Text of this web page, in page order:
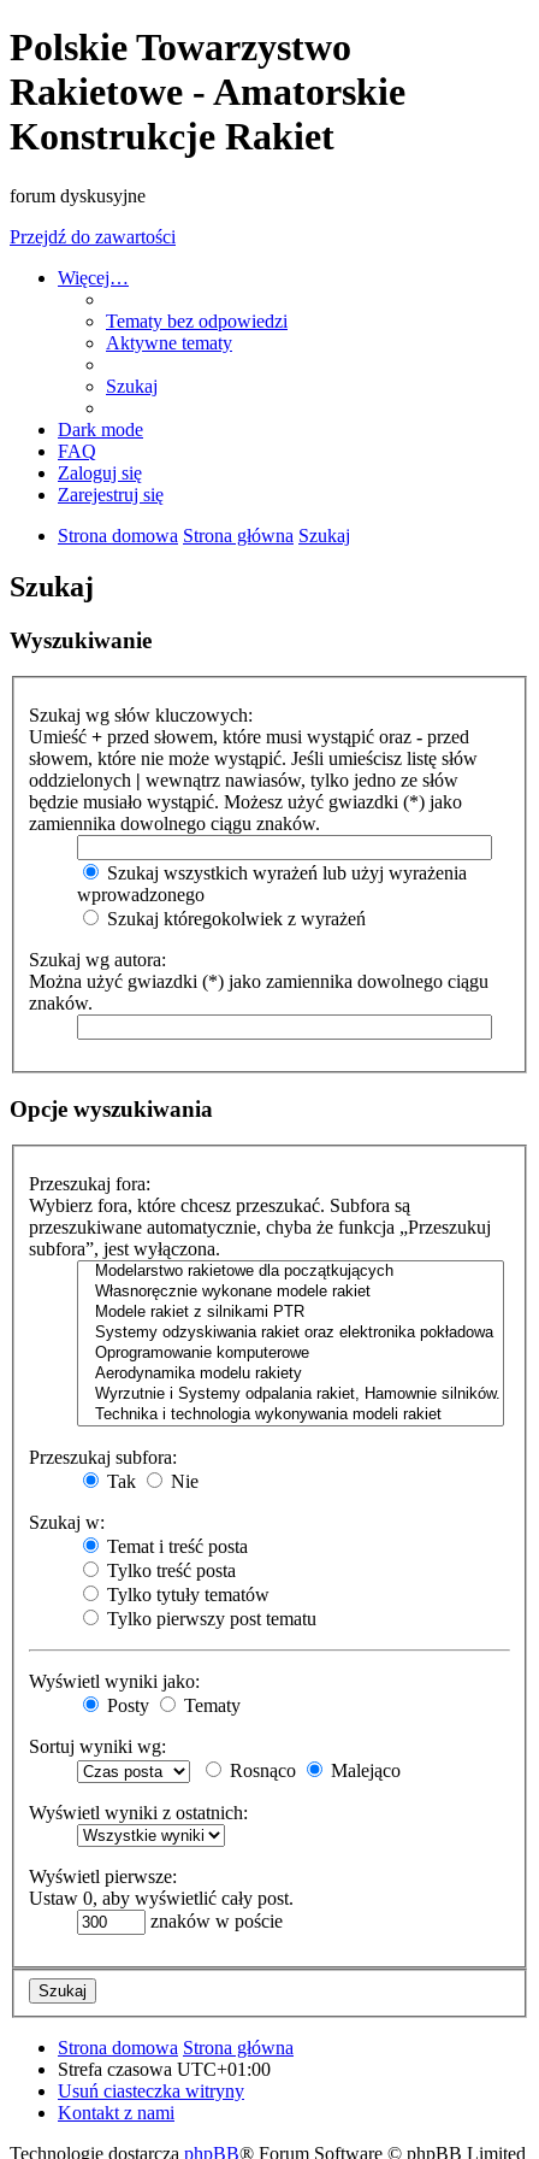
Polskie Towarzystwo
Rakietowe - Amatorskie
Konstrukcje Rakiet
forum dyskusyjne
Przejdź do zawartości
Więcej…
Tematy bez odpowiedzi
Aktywne tematy
Szukaj
Dark mode
FAQ
Zaloguj się
Zarejestruj się
Strona domowa Strona główna Szukaj
Szukaj
Wyszukiwanie
Szukaj wg słów kluczowych:
Umieść + przed słowem, które musi wystąpić oraz - przed
słowem, które nie może wystąpić. Jeśli umieścisz listę słów
oddzielonych | wewnątrz nawiasów, tylko jedno ze słów
będzie musiało wystąpić. Możesz użyć gwiazdki (*) jako
zamiennika dowolnego ciągu znaków.
Szukaj wszystkich wyrażeń lub użyj wyrażenia
wprowadzonego
Szukaj któregokolwiek z wyrażeń
Szukaj wg autora:
Można użyć gwiazdki (*) jako zamiennika dowolnego ciągu
znaków.
Opcje wyszukiwania
Przeszukaj fora:
Wybierz fora, które chcesz przeszukać. Subfora są
przeszukiwane automatycznie, chyba że funkcja „Przeszukuj
subfora”, jest wyłączona.
Przeszukaj subfora:
Tak
Nie
Szukaj w:
Temat i treść posta
Tylko treść posta
Tylko tytuły tematów
Tylko pierwszy post tematu
Wyświetl wyniki jako:
Posty
Tematy
Sortuj wyniki wg:
Rosnąco
Malejąco
Wyświetl wyniki z ostatnich:
Wyświetl pierwsze:
Ustaw 0, aby wyświetlić cały post.
znaków w poście
Strona domowa Strona główna
Strefa czasowa UTC+01:00
Usuń ciasteczka witryny
Kontakt z nami
Technologię dostarcza phpBB® Forum Software © phpBB Limited